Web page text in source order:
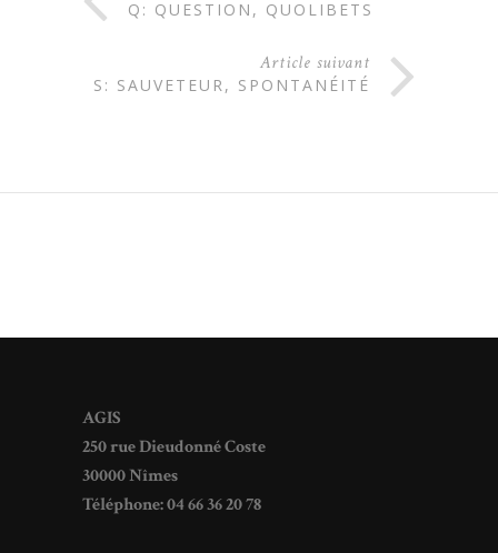
Q: QUESTION, QUOLIBETS
Article suivant
S: SAUVETEUR, SPONTANÉITÉ
AGIS
250 rue Dieudonné Coste
30000 Nîmes
Téléphone: 04 66 36 20 78